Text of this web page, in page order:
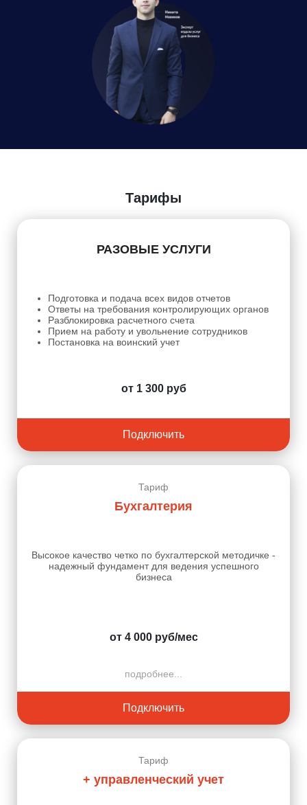
Тарифы
РАЗОВЫЕ УСЛУГИ
Подготовка и подача всех видов отчетов
Ответы на требования контролирующих органов
Разблокировка расчетного счета
Прием на работу и увольнение сотрудников
Постановка на воинский учет
от 1 300 руб
Подключить
Тариф
Бухгалтерия
Высокое качество четко по бухгалтерской методичке -
надежный фундамент для ведения успешного
бизнеса
от 4 000 руб/мес
подробнее...
Подключить
Тариф
+ управленческий учет
Согласие на обработку персональных данных